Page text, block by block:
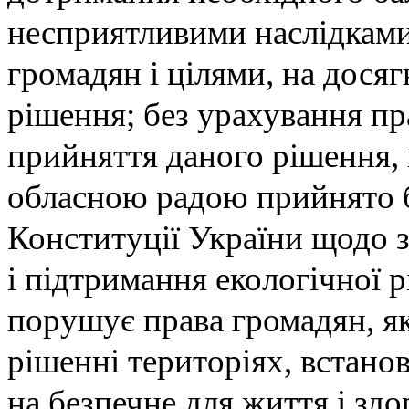
несприятливими
громадян і цілями, на
рішення; без урахування
прийняття даного
обласною радою прийнято
Конституції України щодо
і підтримання екологічної
порушує права громадян,
рішенні територіях,